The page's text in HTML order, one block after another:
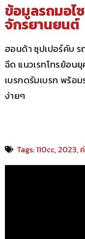
ข้อมูลรถมอไ
จักรยานยนต์
ฮอนด้า ซุปเปอร์คับ ร
ฉีด แนวเรทโทรย้อน
เบรกดรัมเบรก พร้อ
ง่ายๆ
Tags:110cc, 2023,